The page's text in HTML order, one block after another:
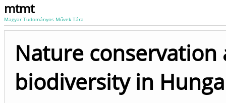
mtmt
Magyar Tudományos Művek Tára
Nature conservation
biodiversity in